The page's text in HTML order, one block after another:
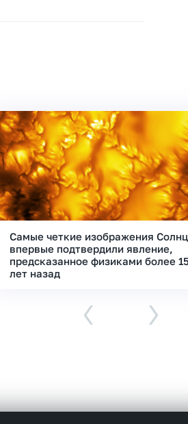
Самые четкие изображения
впервые подтвердили явление,
предсказанное физиками более
лет назад
‹ ›